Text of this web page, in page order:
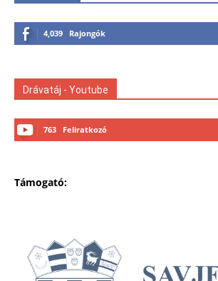
4,039 Rajongók
Drávatáj - Youtube
763 Feliratkozó
Támogató: